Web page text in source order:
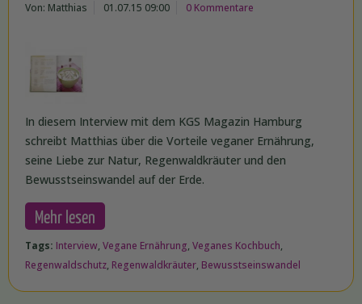
Von: Matthias 01.07.15 09:00 0 Kommentare
In diesem Interview mit dem KGS Magazin Hamburg
schreibt Matthias über die Vorteile veganer Ernährung,
seine Liebe zur Natur, Regenwaldkräuter und den
Bewusstseinswandel auf der Erde.
Mehr lesen
Tags: Interview, Vegane Ernährung, Veganes Kochbuch,
Regenwaldschutz, Regenwaldkräuter, Bewusstseinswandel